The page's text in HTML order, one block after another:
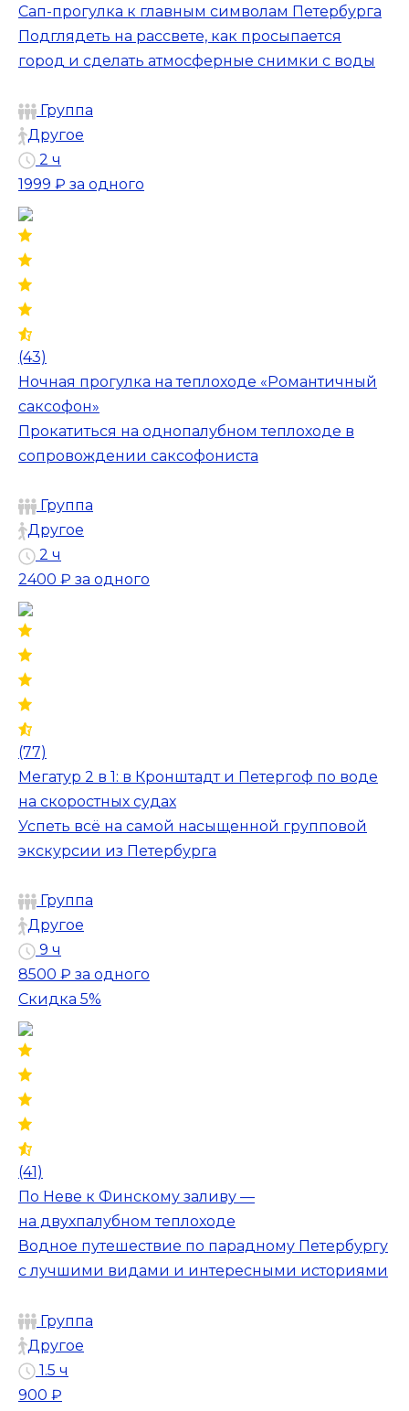
Сап-прогулка к главным символам Петербурга
Подглядеть на рассвете, как просыпается
город и сделать атмосферные снимки с воды
Группа
Другое
2 ч
1999 ₽ за одного
(43)
Ночная прогулка на теплоходе «Романтичный
саксофон»
Прокатиться на однопалубном теплоходе в
сопровождении саксофониста
Группа
Другое
2 ч
2400 ₽ за одного
(77)
Мегатур 2 в 1: в Кронштадт и Петергоф по воде
на скоростных судах
Успеть всё на самой насыщенной групповой
экскурсии из Петербурга
Группа
Другое
9 ч
8500 ₽ за одного
Скидка 5%
(41)
По Неве к Финскому заливу —
на двухпалубном теплоходе
Водное путешествие по парадному Петербургу
с лучшими видами и интересными историями
Группа
Другое
1.5 ч
900 ₽